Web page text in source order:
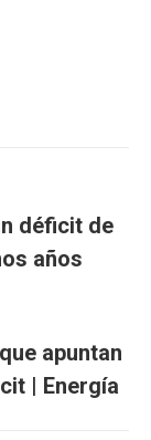
déficit de
años
apuntan
| Energía